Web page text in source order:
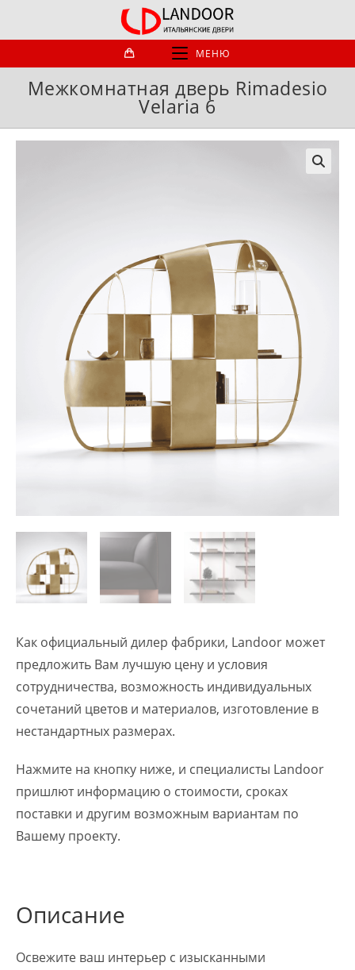
МЕНЮ
Межкомнатная дверь Rimadesio
Velaria 6
Как официальный дилер фабрики, Landoor может
предложить Вам лучшую цену и условия
сотрудничества, возможность индивидуальных
сочетаний цветов и материалов, изготовление в
нестандартных размерах.
Нажмите на кнопку ниже, и специалисты Landoor
пришлют информацию о стоимости, сроках
поставки и другим возможным вариантам по
Вашему проекту.
Описание
Освежите ваш интерьер с изысканными